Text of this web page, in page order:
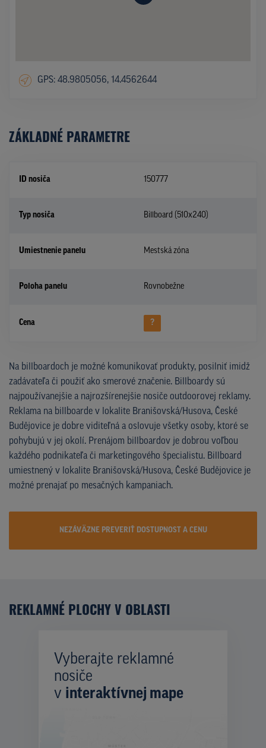
GPS: 48.9805056, 14.4562644
ZÁKLADNÉ PARAMETRE
ID nosiča 150777
Typ nosiča Billboard (510x240)
Umiestnenie panelu Mestská zóna
Poloha panelu Rovnobežne
Cena ?
Na billboardoch je možné komunikovať produkty, posilniť imidž
zadávateľa či použiť ako smerové značenie. Billboardy sú
najpoužívanejšie a najrozšírenejšie nosiče outdoorovej reklamy.
Reklama na billboarde v lokalite Branišovská/Husova, České
Budějovice je dobre viditeľná a oslovuje všetky osoby, ktoré se
pohybujú v jej okolí. Prenájom billboardov je dobrou voľbou
každého podnikateľa či marketingového špecialistu. Billboard
umiestnený v lokalite Branišovská/Husova, České Budějovice je
možné prenajať po mesačných kampaniach.
NEZÁVÄZNE PREVERIŤ DOSTUPNOST A CENU
REKLAMNÉ PLOCHY V OBLASTI
Vyberajte reklamné
nosiče
v interaktívnej mape